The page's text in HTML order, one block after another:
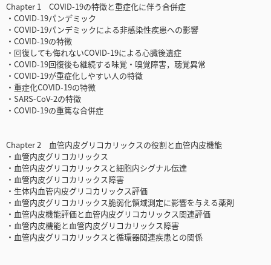
Chapter 1 COVID-19の特徴と重症化に伴う合併症
・COVID-19パンデミック
・COVID-19パンデミックによる非感染性疾患への影響
・COVID-19の特徴
・回復しても侮れないCOVID-19による心臓後遺症
・COVID-19回復後も継続する味覚・嗅覚障害，聴覚異常
・COVID-19が重症化しやすい人の特徴
・重症化COVID-19の特徴
・SARS-CoV-2の特徴
・COVID-19の重篤な合併症
Chapter 2 血管内皮グリコカリックスの役割と血管内皮機能
・血管内皮グリコカリックス
・血管内皮グリコカリックスと細胞内シグナル伝達
・血管内皮グリコカリックス障害
・生体内血管内皮グリコカリックス評価
・血管内皮グリコカリックス脆弱化領域測定に影響を与える薬剤
・血管内皮機能評価と血管内皮グリコカリックス関連評価
・血管内皮機能と血管内皮グリコカリックス障害
・血管内皮グリコカリックスと循環器関連疾患との関係